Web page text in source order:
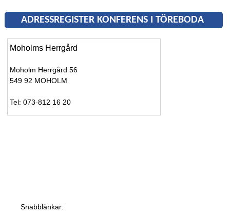
ADRESSREGISTER KONFERENS I TÖREBODA
Moholms Herrgård
Moholm Herrgård 56
549 92 MOHOLM
Tel: 073-812 16 20
Snabblänkar: